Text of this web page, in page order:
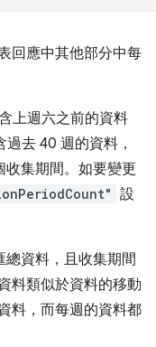
回應中其他部分中每
上週六之前的資料
去 40 週的資料，
收集期間。如要變更
設
資料，且收集期間
料類似於資料的移動
料，而每週的資料都